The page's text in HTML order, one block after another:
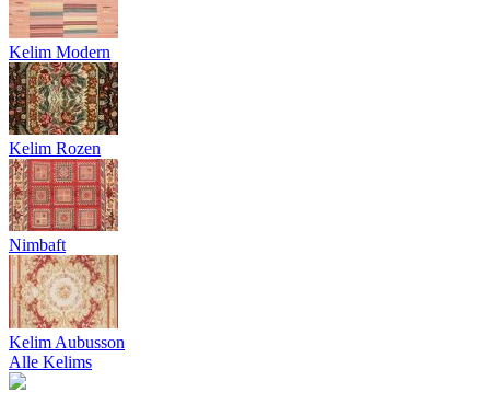
Kelim Modern
Kelim Rozen
Nimbaft
Kelim Aubusson
Alle Kelims